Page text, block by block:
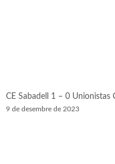
CE Sabadell 1 – 0 Unionistas
9 de desembre de 2023